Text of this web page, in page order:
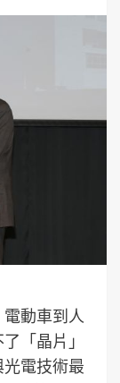
電動車到人
「晶片」
電技術最